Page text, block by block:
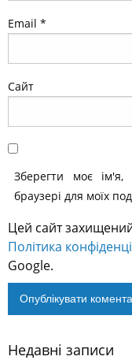
Email *
Сайт
Зберегти моє
браузері для моїх
Цей сайт захищений
Політика
Google.
Alternative:
Недавні записи